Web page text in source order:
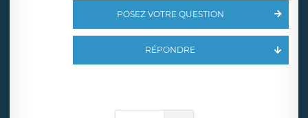
POSEZ VOTRE QUESTION
RÉPONDRE